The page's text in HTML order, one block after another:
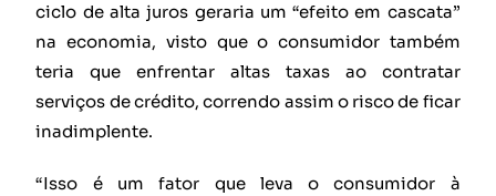
ciclo de alta juros geraria um “efeito em cascata”
na economia, visto que o consumidor também
teria que enfrentar altas taxas ao contratar
serviços de crédito, correndo assim o risco de ficar
inadimplente.
“Isso é um fator que leva o consumidor à